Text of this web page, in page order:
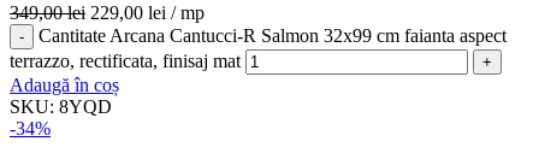
349,00lei 229,00 lei / mp
Cantitate Arcana Cantucci-R Salmon 32x99 cm faianta aspect
terrazzo, rectificata, finisaj mat
Adaugă în coș
SKU: 8YQD
-34%